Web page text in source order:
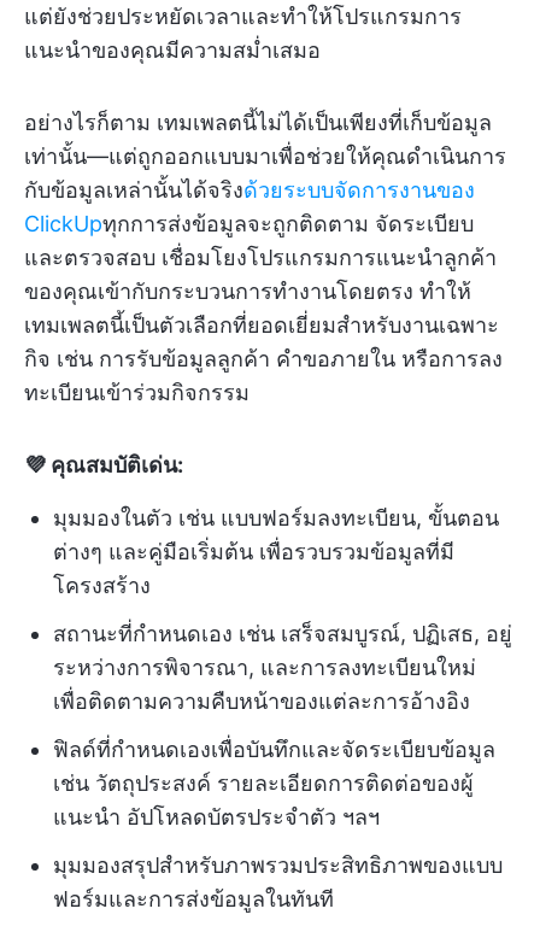
แต่ยังช่วยประหยัดเวลาและทำให้โปรแกรมการ
แนะนำของคุณมีความสม่ำเสมอ
อย่างไรก็ตาม เทมเพลตนี้ไม่ได้เป็นเพียงที่เก็บข้อมูล
เท่านั้น—แต่ถูกออกแบบมาเพื่อช่วยให้คุณดำเนินการ
กับข้อมูลเหล่านั้นได้จริงด้วยระบบจัดการงานของ
ClickUpทุกการส่งข้อมูลจะถูกติดตาม จัดระเบียบ
และตรวจสอบ เชื่อมโยงโปรแกรมการแนะนำลูกค้า
ของคุณเข้ากับกระบวนการทำงานโดยตรง ทำให้
เทมเพลตนี้เป็นตัวเลือกที่ยอดเยี่ยมสำหรับงานเฉพาะ
กิจ เช่น การรับข้อมูลลูกค้า คำขอภายใน หรือการลง
ทะเบียนเข้าร่วมกิจกรรม
💜 คุณสมบัติเด่น:
มุมมองในตัว เช่น แบบฟอร์มลงทะเบียน, ขั้นตอน
ต่างๆ และคู่มือเริ่มต้น เพื่อรวบรวมข้อมูลที่มี
โครงสร้าง
สถานะที่กำหนดเอง เช่น เสร็จสมบูรณ์, ปฏิเสธ, อยู่
ระหว่างการพิจารณา, และการลงทะเบียนใหม่
เพื่อติดตามความคืบหน้าของแต่ละการอ้างอิง
ฟิลด์ที่กำหนดเองเพื่อบันทึกและจัดระเบียบข้อมูล
เช่น วัตถุประสงค์ รายละเอียดการติดต่อของผู้
แนะนำ อัปโหลดบัตรประจำตัว ฯลฯ
มุมมองสรุปสำหรับภาพรวมประสิทธิภาพของแบบ
ฟอร์มและการส่งข้อมูลในทันที